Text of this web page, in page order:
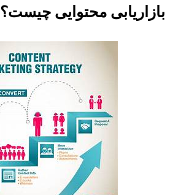
بازاریابی محتوایی چیست؟